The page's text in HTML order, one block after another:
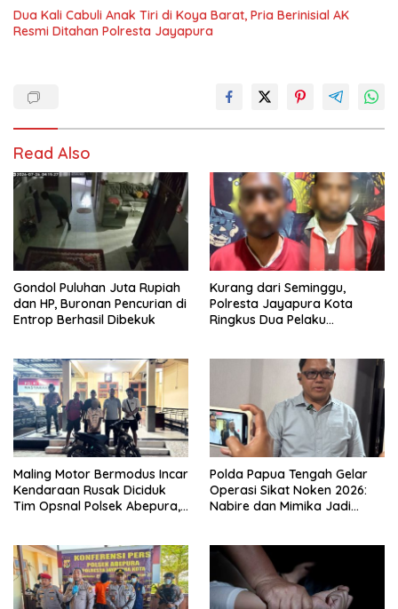
Dua Kali Cabuli Anak Tiri di Koya Barat, Pria Berinisial AK
Resmi Ditahan Polresta Jayapura
Read Also
Gondol Puluhan Juta Rupiah
dan HP, Buronan Pencurian di
Entrop Berhasil Dibekuk
Kurang dari Seminggu,
Polresta Jayapura Kota
Ringkus Dua Pelaku
Maling Motor Bermodus Incar
Kendaraan Rusak Diciduk
Tim Opsnal Polsek Abepura,
Polda Papua Tengah Gelar
Operasi Sikat Noken 2026:
Nabire dan Mimika Jadi